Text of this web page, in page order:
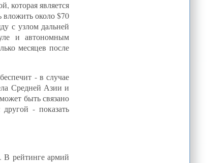
которая является
вложить около $70
с узлом дальней
и автономным
месяцев после
- в случае
Средней Азии и
быть связано
- показать
В рейтинге армий